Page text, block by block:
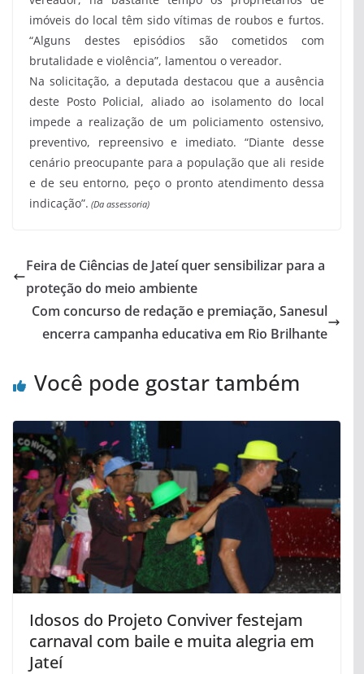
imóveis do local têm sido vítimas de roubos e furtos.
“Alguns destes episódios são cometidos com
brutalidade e violência”, lamentou o vereador.
Na solicitação, a deputada destacou que a ausência
deste Posto Policial, aliado ao isolamento do local
impede a realização de um policiamento ostensivo,
preventivo, repreensivo e imediato. “Diante desse
cenário preocupante para a população que ali reside
e de seu entorno, peço o pronto atendimento dessa
indicação”. (Da assessoria)
Feira de Ciências de Jateí quer sensibilizar para a
proteção do meio ambiente
Com concurso de redação e premiação, Sanesul
encerra campanha educativa em Rio Brilhante
Você pode gostar também
Idosos do Projeto Conviver festejam
carnaval com baile e muita alegria em
Jateí